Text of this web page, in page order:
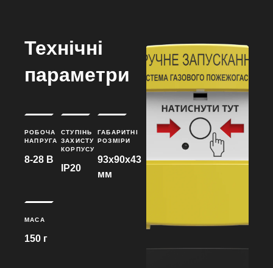
Технічні
параметри
РОБОЧА
НАПРУГА
8-28 В
СТУПІНЬ
ЗАХИСТУ
КОРПУСУ
IP20
ГАБАРИТНІ
РОЗМІРИ
93х90х43
мм
МАСА
150 г